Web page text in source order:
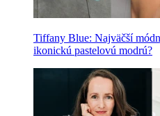
Tiffany Blue: Najväčší
ikonickú pastelovú modrú?